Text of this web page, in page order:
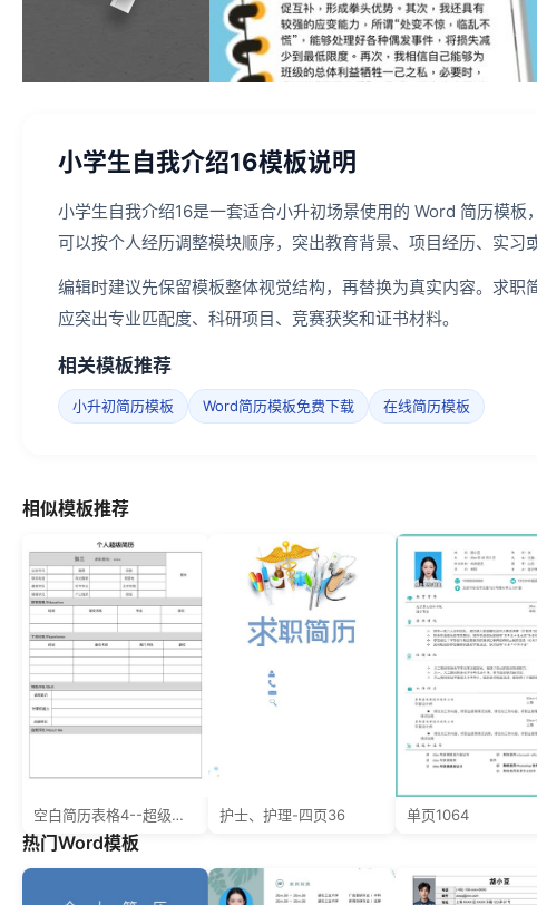
小学生自我介绍16模板说明
小学生自我介绍16是一套适合小升初场景使用的 Word 简历模
可以按个人经历调整模块顺序，突出教育背景、项目经历、实习
编辑时建议先保留模板整体视觉结构，再替换为真实内容。求
应突出专业匹配度、科研项目、竞赛获奖和证书材料。
相关模板推荐
小升初简历模板 Word简历模板免费下载 在线简历模板
相似模板推荐
空白简历表格4--超级简历模板 护士、护理-四页36 单页1064
热门Word模板